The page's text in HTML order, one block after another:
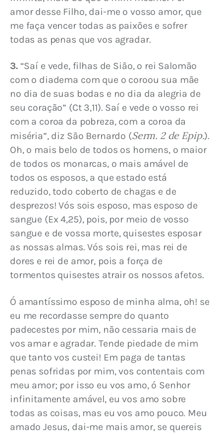
amor desse Filho, dai-me o vosso amor, que
me faça vencer todas as paixões e sofrer
todas as penas que vos agradar.
3. “Saí e vede, filhas de Sião, o rei Salomão
com o diadema com que o coroou sua mãe
no dia de suas bodas e no dia da alegria de
seu coração” (Ct 3,11). Saí e vede o vosso rei
com a coroa da pobreza, com a coroa da
miséria”, diz São Bernardo (Serm. 2 de Epip.).
Oh, o mais belo de todos os homens, o maior
de todos os monarcas, o mais amável de
todos os esposos, a que estado está
reduzido, todo coberto de chagas e de
desprezos! Vós sois esposo, mas esposo de
sangue (Ex 4,25), pois, por meio de vosso
sangue e de vossa morte, quisestes esposar
as nossas almas. Vós sois rei, mas rei de
dores e rei de amor, pois a força de
tormentos quisestes atrair os nossos afetos.
Ó amantíssimo esposo de minha alma, oh! se
eu me recordasse sempre do quanto
padecestes por mim, não cessaria mais de
vos amar e agradar. Tende piedade de mim
que tanto vos custei! Em paga de tantas
penas sofridas por mim, vos contentais com
meu amor; por isso eu vos amo, ó Senhor
infinitamente amável, eu vos amo sobre
todas as coisas, mas eu vos amo pouco. Meu
amado Jesus, dai-me mais amor, se quereis